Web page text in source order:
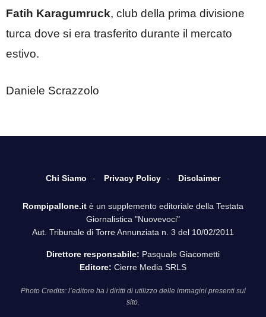
Fatih Karagumruck, club della prima divisione
turca dove si era trasferito durante il mercato
estivo.
Daniele Scrazzolo
Chi Siamo Privacy Policy Disclaimer
Rompipallone.it è un supplemento editoriale della Testata
Giornalistica "Nuovevoci"
Aut. Tribunale di Torre Annunziata n. 3 del 10/02/2011
Direttore responsabile: Pasquale Giacometti
Editore: Cierre Media SRLS
Photo Credits: l’editore ha i diritti di utilizzo delle immagini presenti sul
sito.